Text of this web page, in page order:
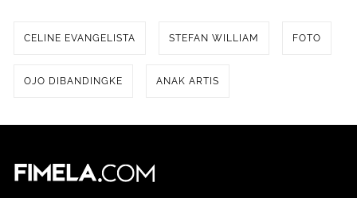
CELINE EVANGELISTA STEFAN WILLIAM FOTO
OJO DIBANDINGKE ANAK ARTIS